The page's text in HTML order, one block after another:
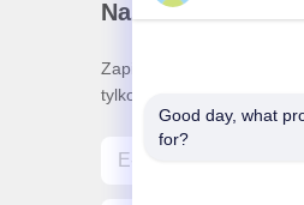
Nasz biuletyn
Zapisz się do naszego
tylko.
Good day, what
for?